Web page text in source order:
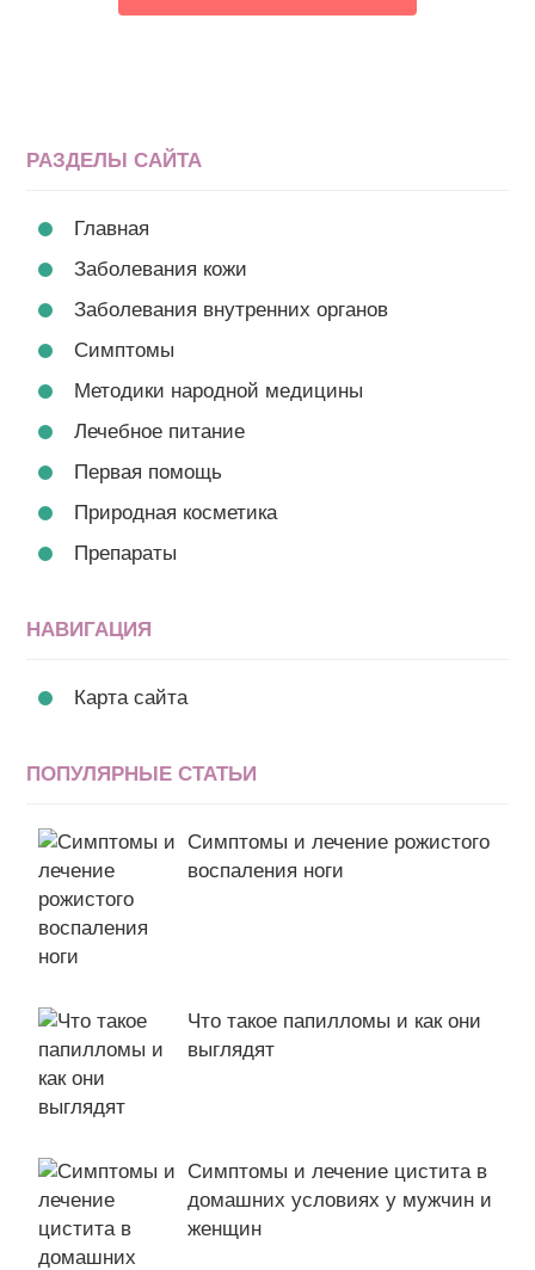
РАЗДЕЛЫ САЙТА
Главная
Заболевания кожи
Заболевания внутренних органов
Симптомы
Методики народной медицины
Лечебное питание
Первая помощь
Природная косметика
Препараты
НАВИГАЦИЯ
Карта сайта
ПОПУЛЯРНЫЕ СТАТЬИ
Симптомы и лечение рожистого
воспаления ноги
Что такое папилломы и как они
выглядят
Симптомы и лечение цистита в
домашних условиях у мужчин и
женщин